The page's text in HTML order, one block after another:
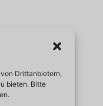
Drittanbietern,
bieten. Bitte